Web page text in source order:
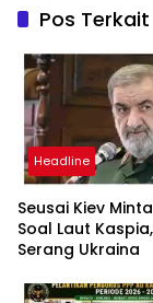
Pos Terkait
Headline
Seusai Kiev
Soal Laut
Serang Ukraina